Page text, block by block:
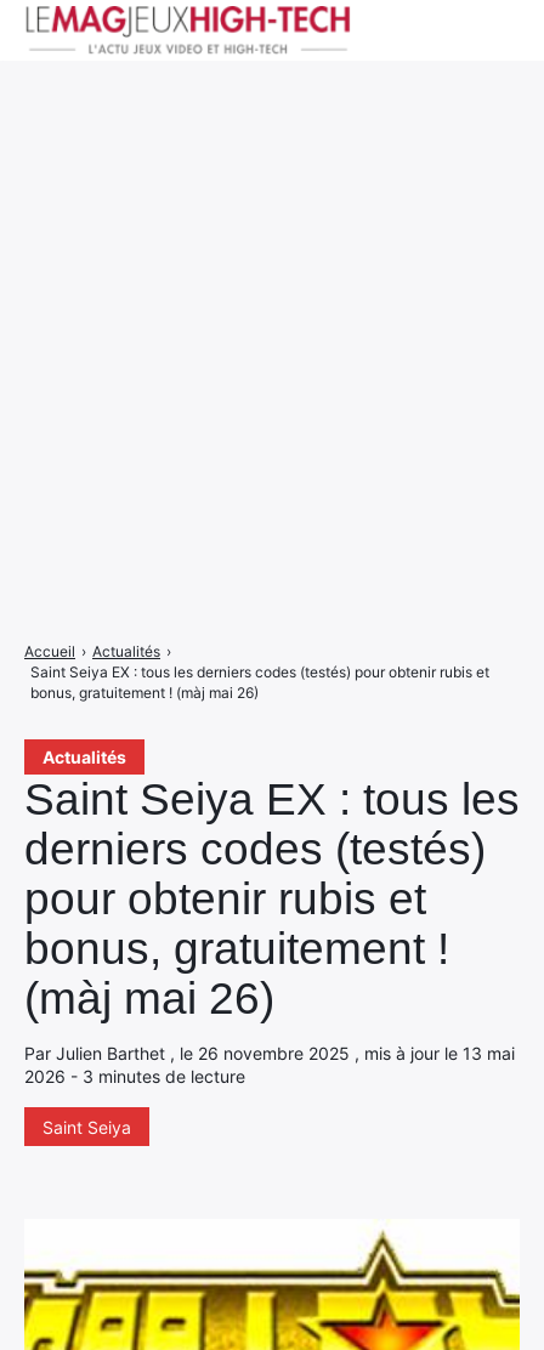
Actualités
Saint Seiya EX : tous les
derniers codes (testés)
pour obtenir rubis et
bonus, gratuitement !
(màj mai 26)
Par Julien Barthet , le 26 novembre 2025 , mis à jour le 13 mai
2026 - 3 minutes de lecture
Saint Seiya
Accueil › Actualités ›
Saint Seiya EX : tous les derniers codes (testés) pour obtenir rubis et
bonus, gratuitement ! (màj mai 26)